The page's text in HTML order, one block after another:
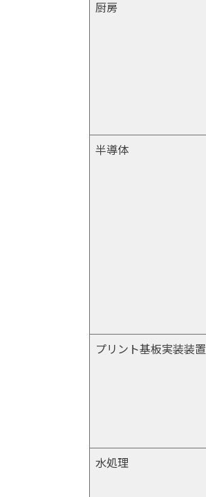
厨房
半導体
プリント基板実装装置
水処理